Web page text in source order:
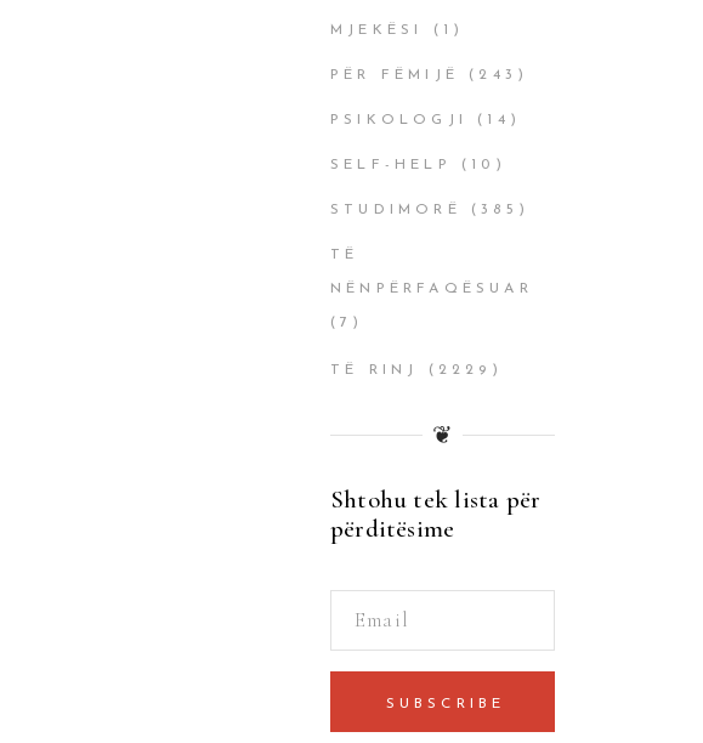
MJEKËSI (1)
PËR FËMIJË (243)
PSIKOLOGJI (14)
SELF-HELP (10)
STUDIMORË (385)
TË
NËNPËRFAQËSUAR
(7)
TË RINJ (2229)
❦
Shtohu tek lista për
përditësime
SUBSCRIBE